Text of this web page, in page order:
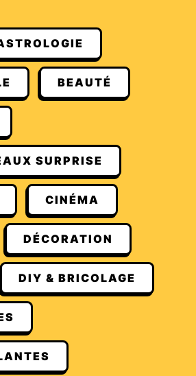
BEAUTÉ
SURPRISE
CINÉMA
DÉCORATION
DIY & BRICOLAGE